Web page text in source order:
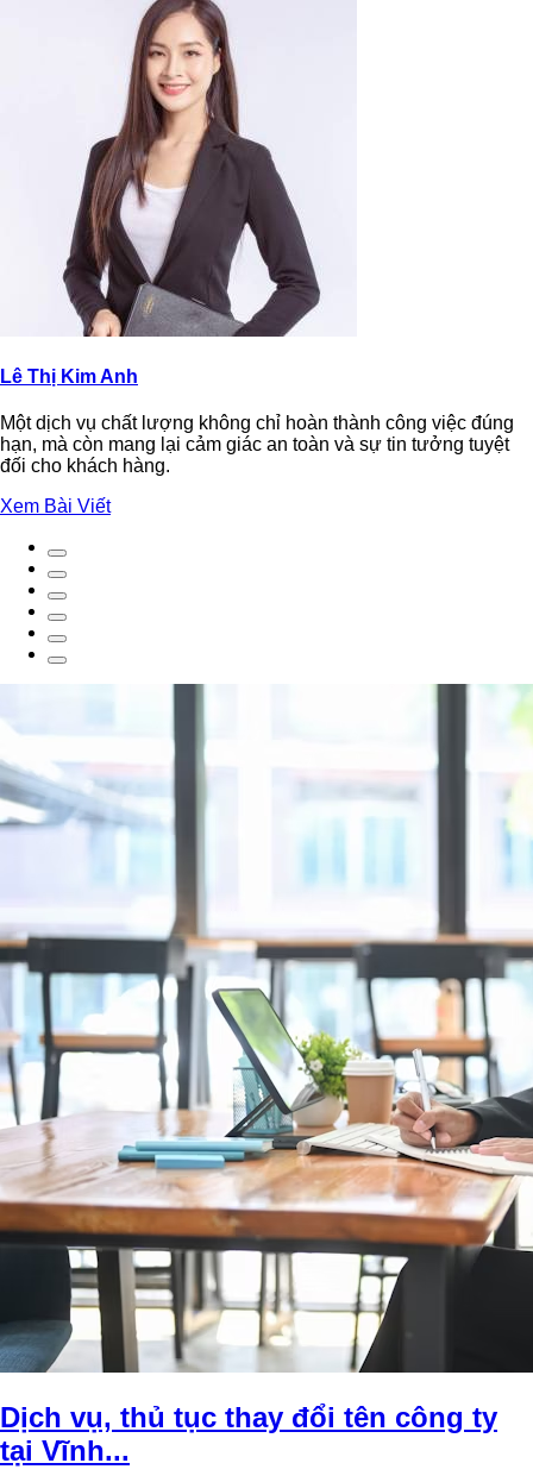
Lê Thị Kim Anh
Một dịch vụ chất lượng không chỉ hoàn thành công việc đúng
hạn, mà còn mang lại cảm giác an toàn và sự tin tưởng tuyệt
đối cho khách hàng.
Xem Bài Viết
Dịch vụ, thủ tục thay đổi tên công ty
tại Vĩnh...